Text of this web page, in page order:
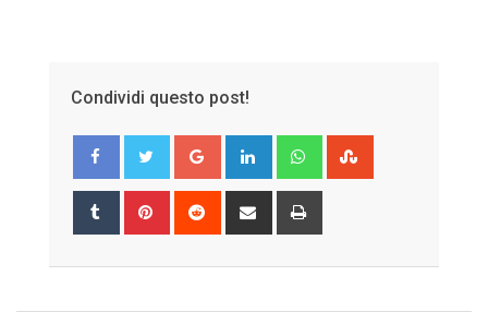
Condividi questo post!
Google+ LinkedIn Whatsapp
Tumblr Pinterest Reddit
Share